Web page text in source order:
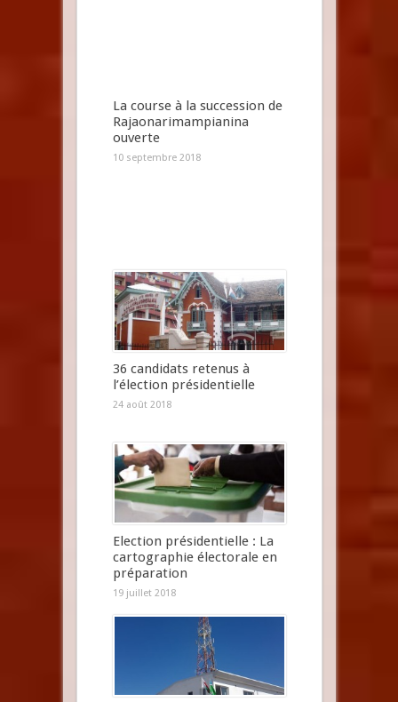
La course à la succession de
Rajaonarimampianina
ouverte
10 septembre 2018
36 candidats retenus à
l’élection présidentielle
24 août 2018
Election présidentielle : La
cartographie électorale en
préparation
19 juillet 2018